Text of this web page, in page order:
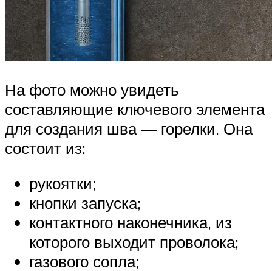
На фото можно увидеть
составляющие ключевого элемента
для создания шва — горелки. Она
состоит из:
рукоятки;
кнопки запуска;
контактного наконечника, из
которого выходит проволока;
газового сопла;